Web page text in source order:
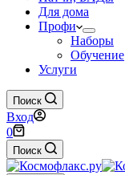
Для дома
Профи
Наборы
Обучение
Услуги
Поиск
Вход
Корзина
0
Поиск